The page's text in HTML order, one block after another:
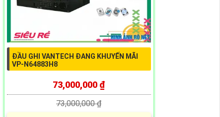
ĐẦU GHI VANTECH ĐANG KHUYẾN MÃI
VP-N64883H8
73,000,000 ₫
73,000,000 ₫